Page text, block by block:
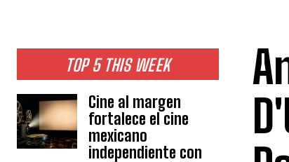
TOP 5 THIS WEEK
Cine al margen
fortalece el cine
mexicano
independiente con